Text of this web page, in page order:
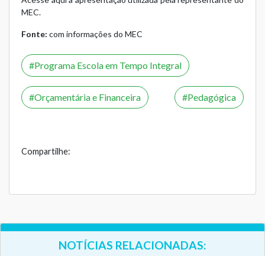
MEC.
Fonte: com informações do MEC
Programa Escola em Tempo Integral
Orçamentária e Financeira Pedagógica
Compartilhe:
NOTÍCIAS RELACIONADAS: